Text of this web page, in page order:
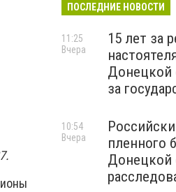
ПОСЛЕДНИЕ НОВОСТИ
15 лет за
Донецкой
за
11:25
Вчера
пленного
Донецкой
10:54
Вчера